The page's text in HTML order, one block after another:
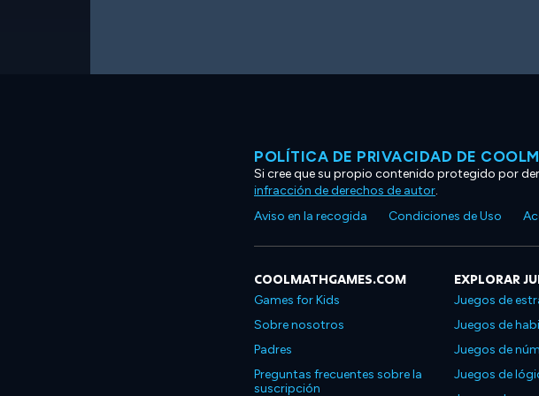
POLÍTICA DE PRIVACIDAD DE
Si cree que su propio contenido protegido por
infracción de derechos de autor.
Aviso en la recogida
Condiciones de Uso
COOLMATHGAMES.COM
Games for Kids
Sobre nosotros
Padres
Preguntas frecuentes sobre la
suscripción
EXPLORAR
Juegos de
Juegos de
Juegos de
Juegos de